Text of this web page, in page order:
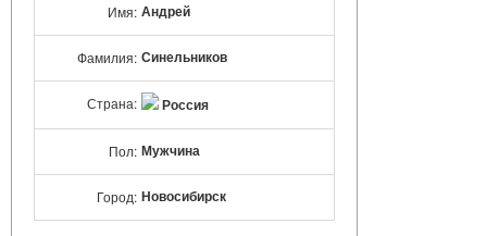
Имя: Андрей
Фамилия: Синельников
Страна: Россия
Пол: Мужчина
Город: Новосибирск